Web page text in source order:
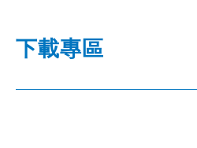
下載專區